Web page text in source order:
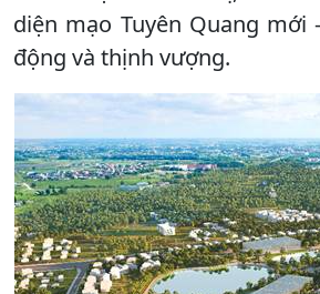
diện mạo Tuyên Quang mới
động và thịnh vượng.